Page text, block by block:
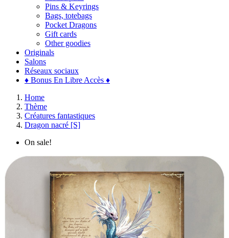
Pins & Keyrings
Bags, totebags
Pocket Dragons
Gift cards
Other goodies
Originals
Salons
Réseaux sociaux
♦ Bonus En Libre Accès ♦
Home
Thème
Créatures fantastiques
Dragon nacré [S]
On sale!